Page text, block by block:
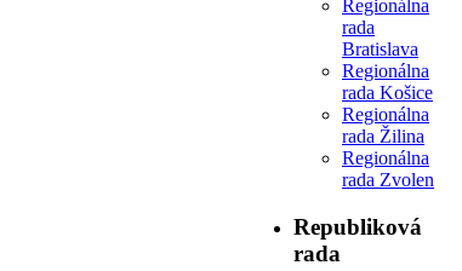
Regionálna
rada
Bratislava
Regionálna
rada Košice
Regionálna
rada Žilina
Regionálna
rada Zvolen
Republiková
rada